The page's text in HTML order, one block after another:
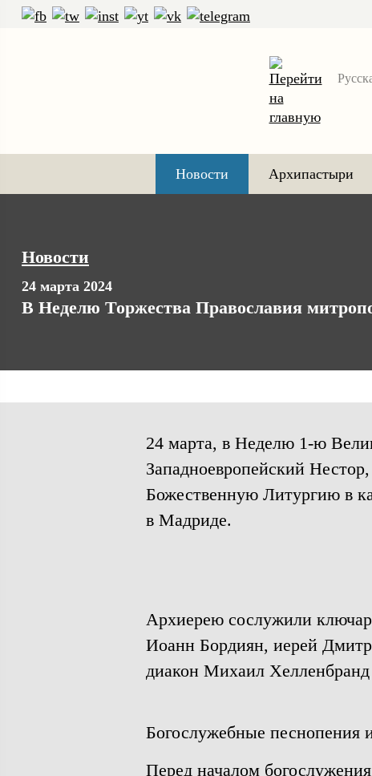
Новости Архипастыри
Новости
24 марта 2024
В Неделю Торжества Православия
24 марта, в Неделю 1-ю
Западноевропейский
Божественную Литургию в
в Мадриде.
Архиерею сослужили
Иоанн Бордиян, иерей
диакон Михаил
Богослужебные песнопения
Перед началом